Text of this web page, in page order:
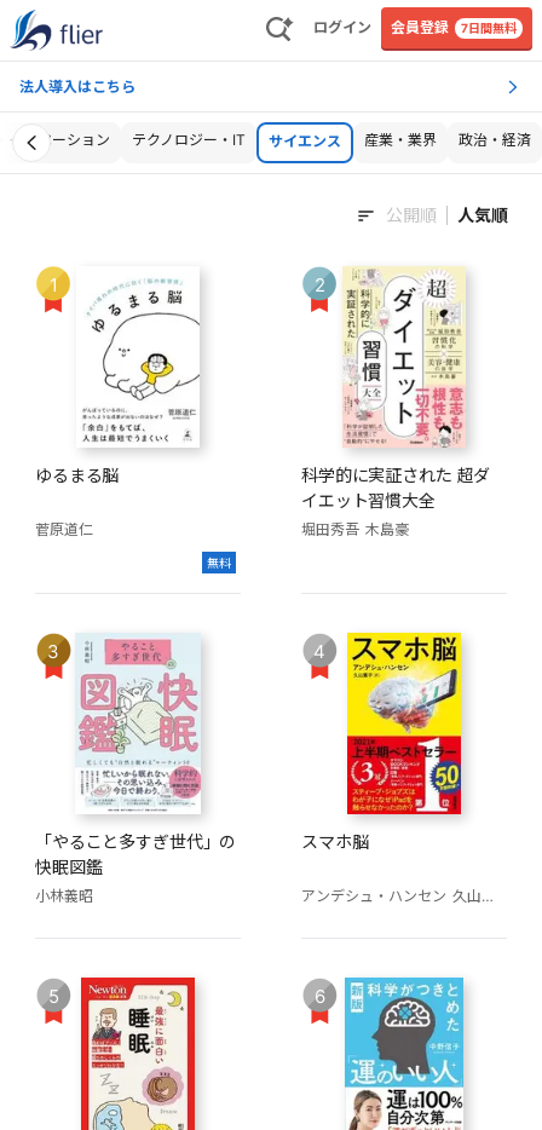
ログイン 会員登録 7日間無料
法人導入はこちら
イノベーション テクノロジー・IT サイエンス 産業・業界 政治・経済
公開順 人気順
1
ゆるまる脳
菅原道仁
無料
2
科学的に実証された 超ダ
イエット習慣大全
堀田秀吾 木島豪
3
「やること多すぎ世代」の
快眠図鑑
小林義昭
4
スマホ脳
アンデシュ・ハンセン 久山葉子（訳）
5 6